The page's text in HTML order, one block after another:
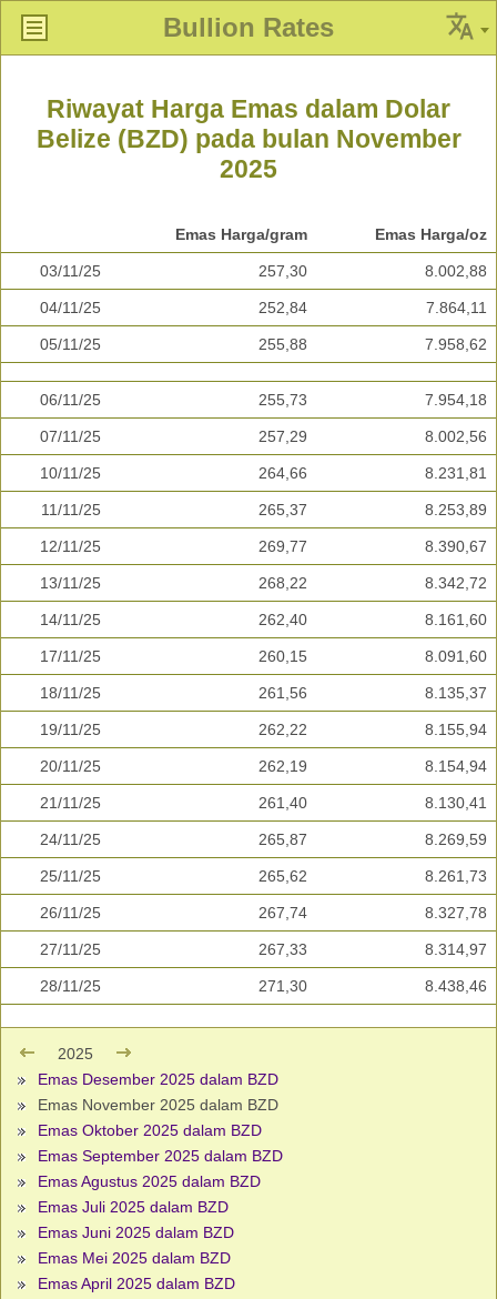
Bullion Rates
Riwayat Harga Emas dalam Dolar
Belize (BZD) pada bulan November
2025
Emas Harga/gram Emas Harga/oz
03/11/25 257,30 8.002,88
04/11/25 252,84 7.864,11
05/11/25 255,88 7.958,62
06/11/25 255,73 7.954,18
07/11/25 257,29 8.002,56
10/11/25 264,66 8.231,81
11/11/25 265,37 8.253,89
12/11/25 269,77 8.390,67
13/11/25 268,22 8.342,72
14/11/25 262,40 8.161,60
17/11/25 260,15 8.091,60
18/11/25 261,56 8.135,37
19/11/25 262,22 8.155,94
20/11/25 262,19 8.154,94
21/11/25 261,40 8.130,41
24/11/25 265,87 8.269,59
25/11/25 265,62 8.261,73
26/11/25 267,74 8.327,78
27/11/25 267,33 8.314,97
28/11/25 271,30 8.438,46
2025
Emas Desember 2025 dalam BZD
Emas November 2025 dalam BZD
Emas Oktober 2025 dalam BZD
Emas September 2025 dalam BZD
Emas Agustus 2025 dalam BZD
Emas Juli 2025 dalam BZD
Emas Juni 2025 dalam BZD
Emas Mei 2025 dalam BZD
Emas April 2025 dalam BZD